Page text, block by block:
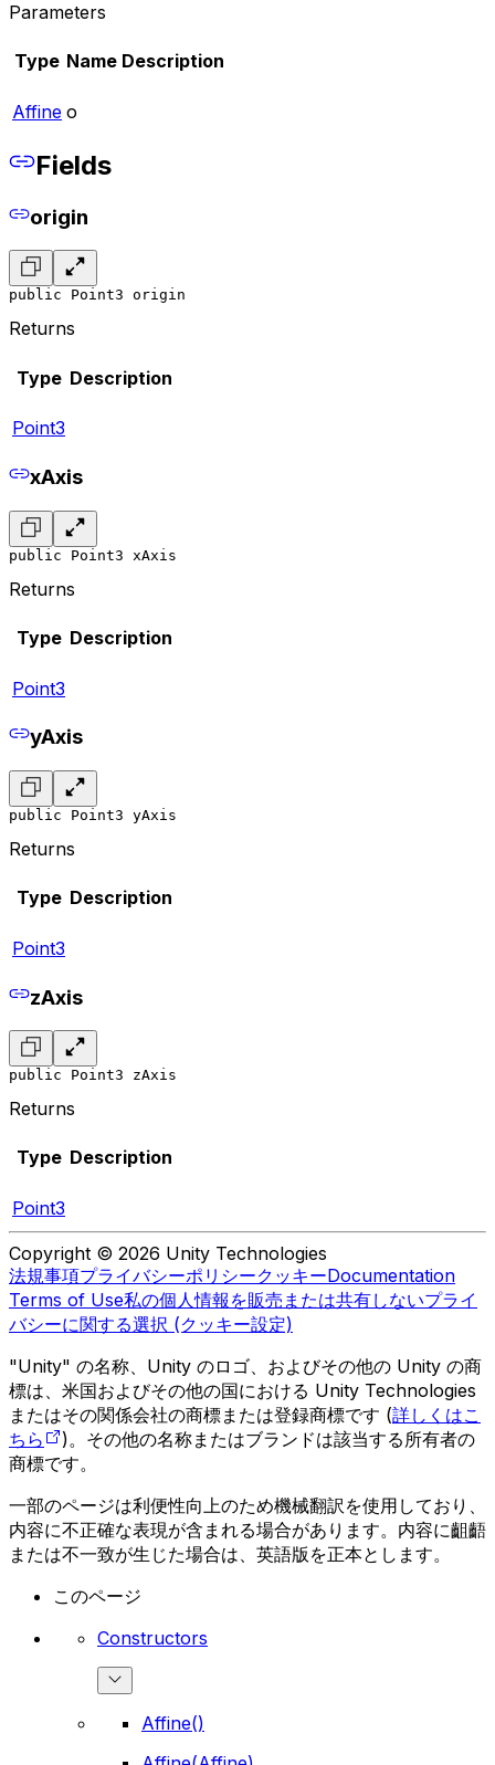
Parameters
Type Name Description
Affine o
Fields
origin
public Point3 origin
Returns
Type Description
Point3
xAxis
public Point3 xAxis
Returns
Type Description
Point3
yAxis
public Point3 yAxis
Returns
Type Description
Point3
zAxis
public Point3 zAxis
Returns
Type Description
Point3
Copyright © 2026 Unity Technologies
法規事項プライバシーポリシークッキーDocumentation
Terms of Use私の個人情報を販売または共有しないプライ
バシーに関する選択 (クッキー設定)
"Unity" の名称、Unity のロゴ、およびその他の Unity の商
標は、米国およびその他の国における Unity Technologies
またはその関係会社の商標または登録商標です (詳しくはこ
ちら
)。その他の名称またはブランドは該当する所有者の
商標です。
一部のページは利便性向上のため機械翻訳を使用しており、
内容に不正確な表現が含まれる場合があります。内容に齟齬
または不一致が生じた場合は、英語版を正本とします。
このページ
Constructors
Affine()